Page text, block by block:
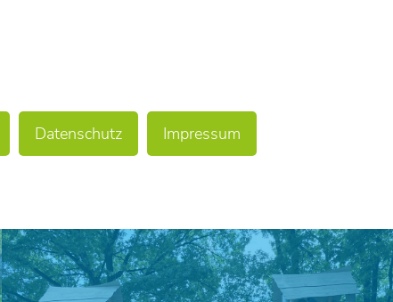
Datenschutz Impressum